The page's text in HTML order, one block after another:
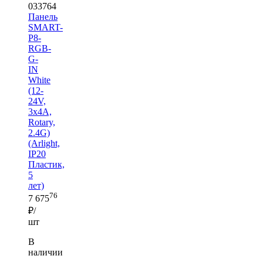
033764
Панель
SMART-
P8-
RGB-
G-
IN
White
(12-
24V,
3x4A,
Rotary,
2.4G)
(Arlight,
IP20
Пластик,
5
лет)
7 67576
₽/
шт
В
наличии